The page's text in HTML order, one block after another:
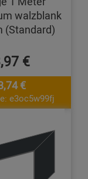
walzblank
(Standard)
€
€
e3oc5w99fj